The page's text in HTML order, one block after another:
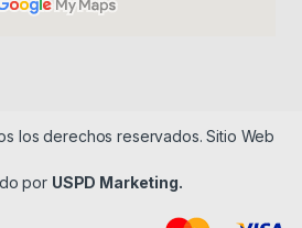
los derechos reservados. Sitio Web
por USPD Marketing.